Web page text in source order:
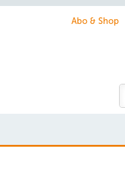
Abo & Shop